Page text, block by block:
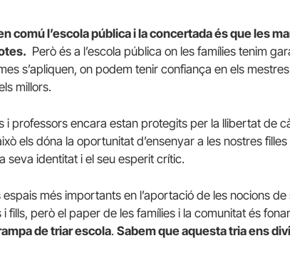
comú l’escola pública i la concertada és que les
Però és a l’escola pública on les famílies tenim
s’apliquen, on podem tenir confiança en els
millors.
i professors encara estan protegits per la llibertat de
els dóna la oportunitat d’ensenyar a les nostres
seva identitat i el seu esperit crític.
espais més importants en l’aportació de les nocions
fills, però el paper de les famílies i la comunitat és
de triar escola. Sabem que aquesta tria ens